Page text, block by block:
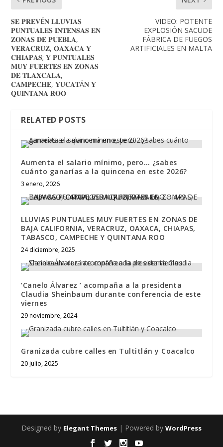
𝐒𝐄 𝐏𝐑𝐄𝐕É𝐍 𝐋𝐋𝐔𝐕𝐈𝐀𝐒
𝐏𝐔𝐍𝐓𝐔𝐀𝐋𝐄𝐒 𝐈𝐍𝐓𝐄𝐍𝐒𝐀𝐒 𝐄𝐍
𝐙𝐎𝐍𝐀𝐒 𝐃𝐄 𝐏𝐔𝐄𝐁𝐋𝐀,
𝐕𝐄𝐑𝐀𝐂𝐑𝐔𝐙, 𝐎𝐀𝐗𝐀𝐂𝐀 𝐘
𝐂𝐇𝐈𝐀𝐏𝐀𝐒; 𝐘 𝐏𝐔𝐍𝐓𝐔𝐀𝐋𝐄𝐒
𝐌𝐔𝐘 𝐅𝐔𝐄𝐑𝐓𝐄𝐒 𝐄𝐍 𝐙𝐎𝐍𝐀𝐒
𝐃𝐄 𝐓𝐋𝐀𝐗𝐂𝐀𝐋𝐀,
𝐂𝐀𝐌𝐏𝐄𝐂𝐇𝐄, 𝐘𝐔𝐂𝐀𝐓Á𝐍 𝐘
𝐐𝐔𝐈𝐍𝐓𝐀𝐍𝐀 𝐑𝐎𝐎
VIDEO: POTENTE
EXPLOSIÓN SACUDE
FÁBRICA DE FUEGOS
ARTIFICIALES EN MALTA
RELATED POSTS
Aumenta el salario mínimo, pero… ¿sabes
cuánto ganarías a la quincena en este 2026?
3 enero, 2026
LLUVIAS PUNTUALES MUY FUERTES EN ZONAS DE
BAJA CALIFORNIA, VERACRUZ, OAXACA, CHIAPAS,
TABASCO, CAMPECHE Y QUINTANA ROO
24 diciembre, 2025
‘Canelo Álvarez ’ acompaña a la presidenta
Claudia Sheinbaum durante conferencia de este
viernes
29 noviembre, 2024
Granizada cubre calles en Tultitlán y Coacalco
20 julio, 2025
Designed by Elegant Themes | Powered by WordPress